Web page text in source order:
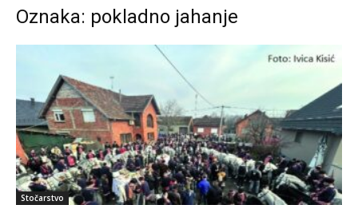
Oznaka: pokladno jahanje
Stočarstvo